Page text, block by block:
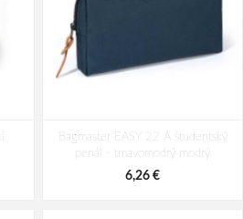
čierno-modré 1 pár
9,41 €
Bagmaster EASY 22 A študentský
penál - tmavomodrý modrý
6,26 €